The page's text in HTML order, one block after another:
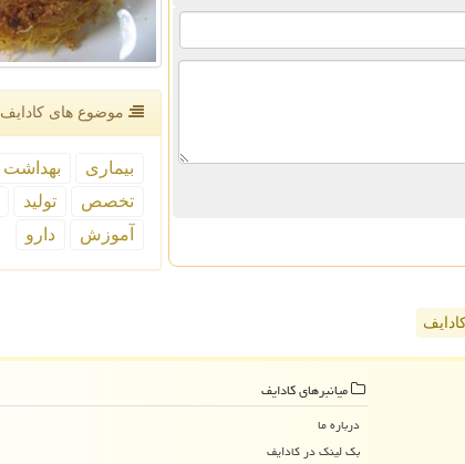
موضوع های كادایف
بیماری بهداشت
تخصص
تولید
آموزش
دارو
میانبرهای كادایف
درباره ما
بک لینک در كادایف